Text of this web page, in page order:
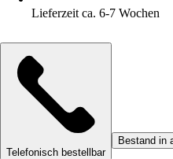
Lieferzeit ca. 6-7 Wochen
Telefonisch bestellbar
Bestand in